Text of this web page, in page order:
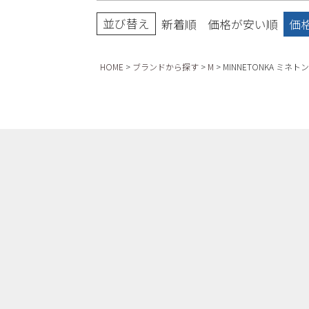
並び替え 新着順 価格が安い順 価
HOME ブランドから探す M MINNETONKA ミネト